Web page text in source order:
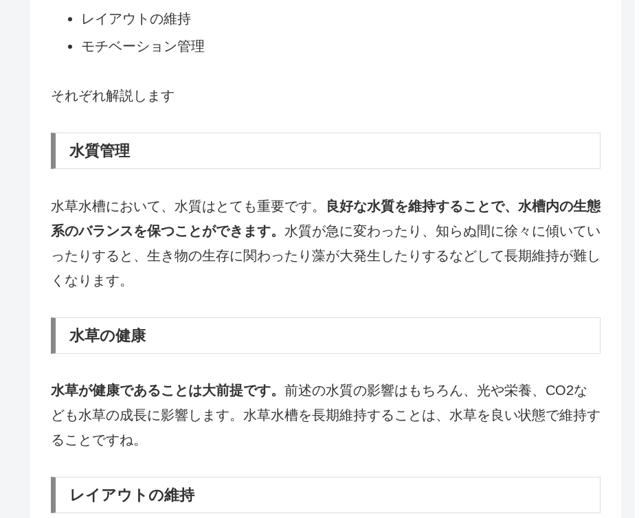
レイアウトの維持
モチベーション管理
それぞれ解説します
水質管理
水草水槽において、水質はとても重要です。
良好な水質を維持することで、水槽内の生態
系のバランスを保つことができます。 水質が急に変わったり、知らぬ間に徐々に傾いてい
ったりすると、生き物の生存に関わったり藻が大発生したりするなどして長期維持が難し
くなります。
水草の健康
水草が健康であることは大前提です。 前述の水質の影響はもちろん、光や栄養、CO2な
ども水草の成長に影響します。水草水槽を長期維持することは、水草を良い状態で維持す
ることですね。
レイアウトの維持